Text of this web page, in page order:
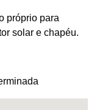
próprio para
solar e chapéu.